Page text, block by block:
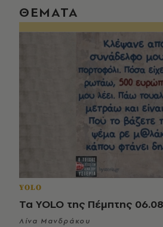
ΘΕΜΑΤΑ
YOLO
Τα YOLO της Πέμπτης
Λίνα Μανδράκου